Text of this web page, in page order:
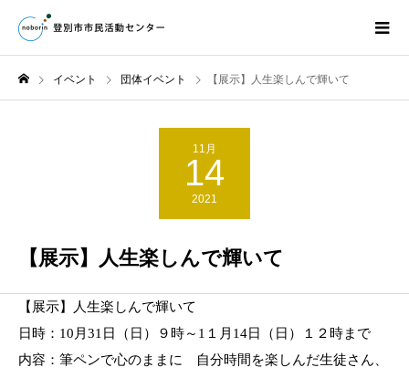
イベント 団体イベント 【展示】人生楽しんで輝いて
11月
14
2021
【展示】人生楽しんで輝いて
【 展示】人生楽しんで輝いて
日時： 10 月 31 日（日）９時～ 1 １月 14日（日）１２時まで
内容：筆ペンで心のままに
自分時間を楽しんだ生徒さん、